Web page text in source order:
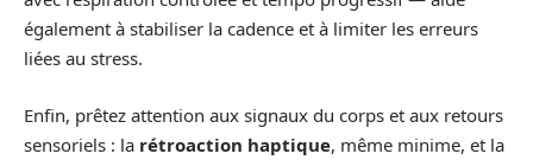
également à stabiliser la cadence et à limiter les erreurs
liées au stress.
Enfin, prêtez attention aux signaux du corps et aux retours
sensoriels : la rétroaction haptique, même minime, et la